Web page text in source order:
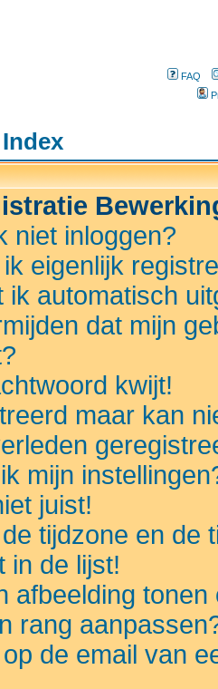
FAQ
niet inloggen?
eigenlijk
ik automatisch
dat mijn
kwijt!
maar kan
mijn
juist!
tijdzone en de
in de lijst!
afbeelding
rang
de email van